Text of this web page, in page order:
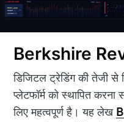
Berkshire
डिजिटल ट्रेडिंग की तेजी से
प्लेटफॉर्म को स्थापित करना
लिए महत्वपूर्ण है। यह लेख